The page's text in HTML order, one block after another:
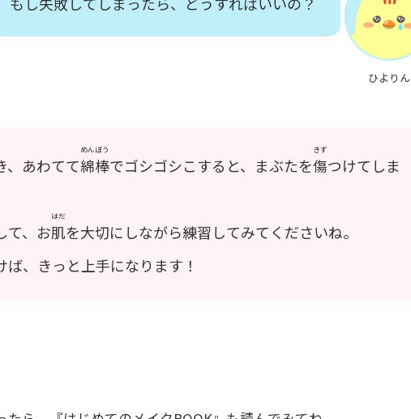
ひよりん
、あわてて綿棒
めんぼう
でゴシゴシこすると、まぶたを傷
きず
つけてしま
て、お肌
はだ
を大切にしながら練習してみてくださいね。
、きっと上手になります！